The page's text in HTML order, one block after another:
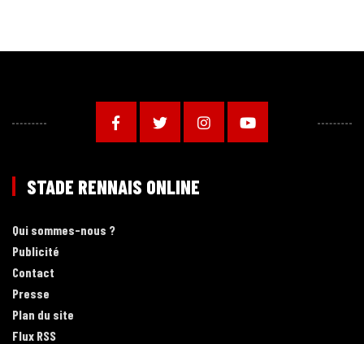
STADE RENNAIS ONLINE
Qui sommes-nous ?
Publicité
Contact
Presse
Plan du site
Flux RSS